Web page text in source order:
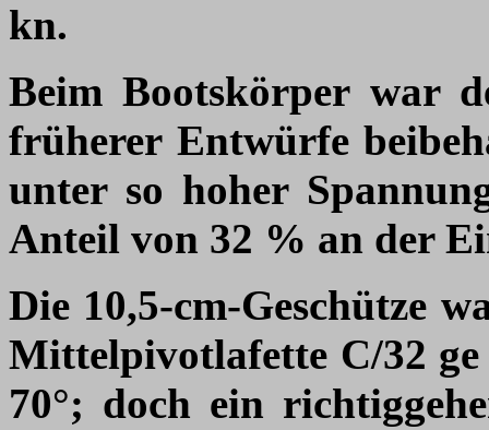
kn.
Beim Bootskörper war
früherer Entwürfe
unter so hoher
Anteil von 32 % an der
Die 10,5-cm-Geschütze
Mittelpivotlafette C/32
70°; doch ein